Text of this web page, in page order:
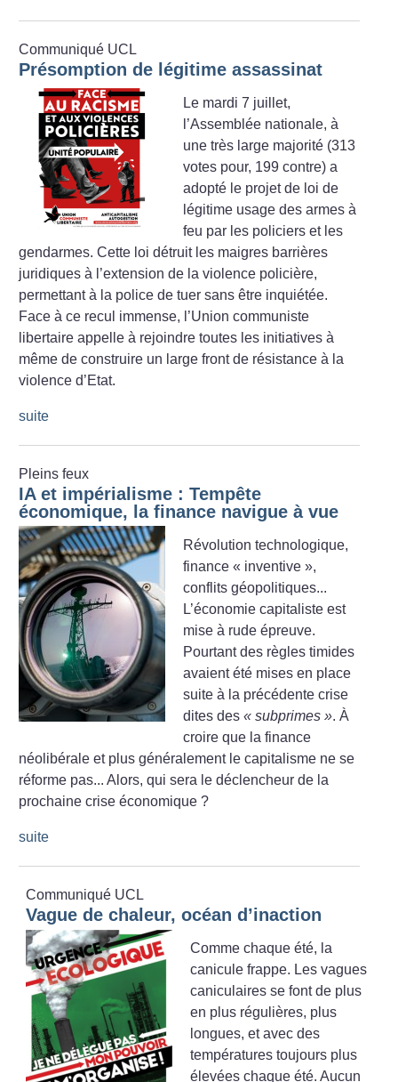
Communiqué UCL
Présomption de légitime assassinat
Le mardi 7 juillet,
l’Assemblée nationale, à
une très large majorité (313
votes pour, 199 contre) a
adopté le projet de loi de
légitime usage des armes à
feu par les policiers et les
gendarmes. Cette loi détruit les maigres barrières
juridiques à l’extension de la violence policière,
permettant à la police de tuer sans être inquiétée.
Face à ce recul immense, l’Union communiste
libertaire appelle à rejoindre toutes les initiatives à
même de construire un large front de résistance à la
violence d’Etat.
suite
Pleins feux
IA et impérialisme : Tempête
économique, la finance navigue à vue
Révolution technologique,
finance « inventive »,
conflits géopolitiques...
L’économie capitaliste est
mise à rude épreuve.
Pourtant des règles timides
avaient été mises en place
suite à la précédente crise
dites des« subprimes ». À
croire que la finance
néolibérale et plus généralement le capitalisme ne se
réforme pas... Alors, qui sera le déclencheur de la
prochaine crise économique ?
suite
Communiqué UCL
Vague de chaleur, océan d’inaction
Comme chaque été, la
canicule frappe. Les vagues
caniculaires se font de plus
en plus régulières, plus
longues, et avec des
températures toujours plus
élevées chaque été. Aucun